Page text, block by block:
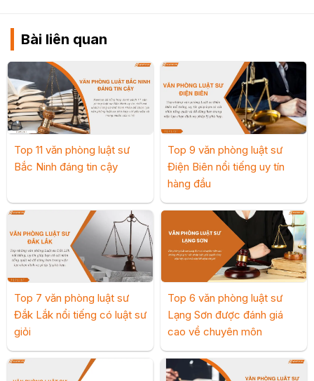
Bài liên quan
Top 11 văn phòng luật sư
Bắc Ninh đáng tin cậy
Top 9 văn phòng luật sư
Điện Biên nổi tiếng uy tín
hàng đầu
Top 7 văn phòng luật sư
Đắk Lắk nổi tiếng có luật sư
giỏi
Top 6 văn phòng luật sư
Lạng Sơn được đánh giá
cao về chuyên môn